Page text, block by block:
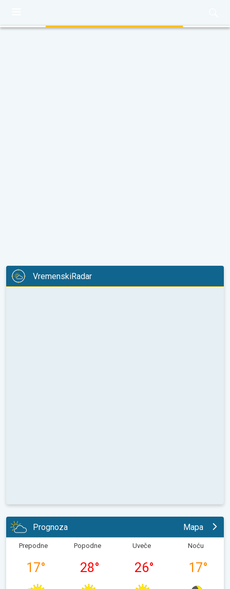
VremenskiRadar
Prognoza Mapa
Prepodne
17°
Popodne
28°
Uveče
26°
Noću
17°